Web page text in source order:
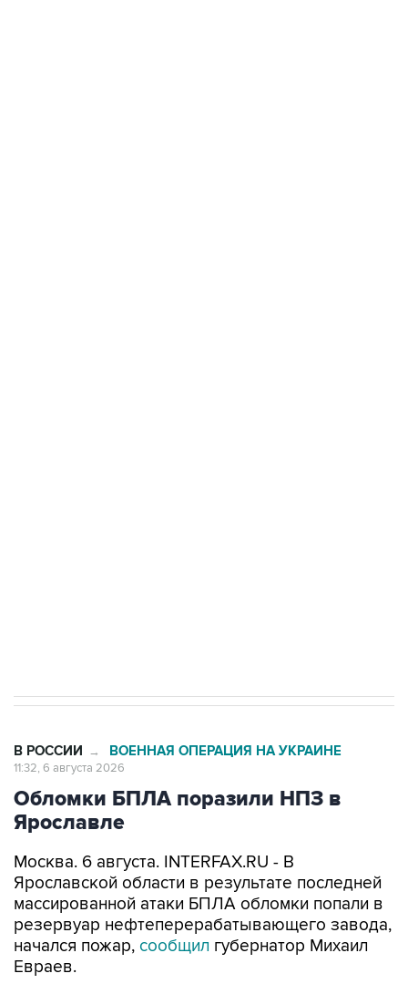
В РОССИИ → ВОЕННАЯ ОПЕРАЦИЯ НА УКРАИНЕ
11:32, 6 августа 2026
Обломки БПЛА поразили НПЗ в
Ярославле
Москва. 6 августа. INTERFAX.RU - В
Ярославской области в результате последней
массированной атаки БПЛА обломки попали в
резервуар нефтеперерабатывающего завода,
начался пожар, сообщил губернатор Михаил
Евраев.